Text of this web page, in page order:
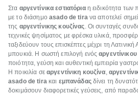
Στα αργεντίνικα εστιατόριαη ειδικότητα των
με το διάσημο asado de tiraνα αποτελεί
της αργεντίνικης κουζίνας. Οι συνταγές
τεχνικές ψησίματος με φρέσκα υλικά,
ταξιδεύουν τους επισκέπτες μέχρι τη
μπουκιά. Η σωστή επιλογή ενόςαργεντίνικου
ποιότητα, γεύση και αυθεντική εμπειρία
Η ποικιλία σε αργεντίνικη κουζίνα,
asado de tiraκαι εμπανάδαςδίνει τη
δοκιμάσουν διαφορετικές γεύσεις, από